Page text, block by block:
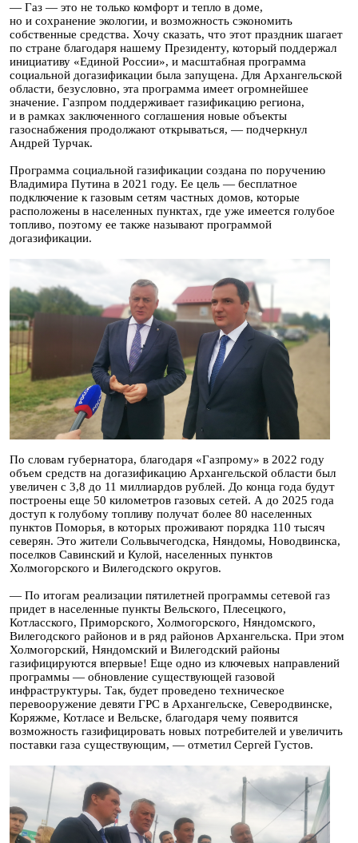
— Газ — это не только комфорт и тепло в доме,
но и сохранение экологии, и возможность сэкономить
собственные средства. Хочу сказать, что этот праздник шагает
по стране благодаря нашему Президенту, который поддержал
инициативу «Единой России», и масштабная программа
социальной догазификации была запущена. Для Архангельской
области, безусловно, эта программа имеет огромнейшее
значение. Газпром поддерживает газификацию региона,
и в рамках заключенного соглашения новые объекты
газоснабжения продолжают открываться, — подчеркнул
Андрей Турчак.
Программа социальной газификации создана по поручению
Владимира Путина в 2021 году. Ее цель — бесплатное
подключение к газовым сетям частных домов, которые
расположены в населенных пунктах, где уже имеется голубое
топливо, поэтому ее также называют программой
догазификации.
По словам губернатора, благодаря «Газпрому» в 2022 году
объем средств на догазификацию Архангельской области был
увеличен с 3,8 до 11 миллиардов рублей. До конца года будут
построены еще 50 километров газовых сетей. А до 2025 года
доступ к голубому топливу получат более 80 населенных
пунктов Поморья, в которых проживают порядка 110 тысяч
северян. Это жители Сольвычегодска, Няндомы, Новодвинска,
поселков Савинский и Кулой, населенных пунктов
Холмогорского и Вилегодского округов.
— По итогам реализации пятилетней программы сетевой газ
придет в населенные пункты Вельского, Плесецкого,
Котласского, Приморского, Холмогорского, Няндомского,
Вилегодского районов и в ряд районов Архангельска. При этом
Холмогорский, Няндомский и Вилегодский районы
газифицируются впервые! Еще одно из ключевых направлений
программы — обновление существующей газовой
инфраструктуры. Так, будет проведено техническое
перевооружение девяти ГРС в Архангельске, Северодвинске,
Коряжме, Котласе и Вельске, благодаря чему появится
возможность газифицировать новых потребителей и увеличить
поставки газа существующим, — отметил Сергей Густов.